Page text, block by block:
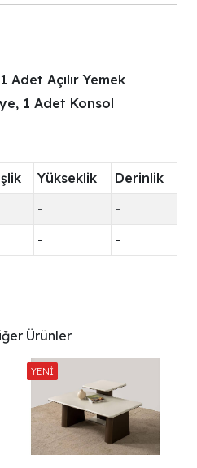
1 Adet Açılır Yemek
1 Adet Konsol
Yükseklik
Derinlik
-
-
- -
Ürünler